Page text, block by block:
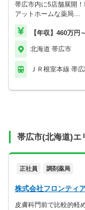
帯広市内に5店舗展開
アットホームな薬局…
【年収】460万円
北海道 帯広市
ＪＲ根室本線 帯
帯広市(北海道)エ
正社員 調剤薬局
株式会社フロンティ
皮膚科門前で比較的軽